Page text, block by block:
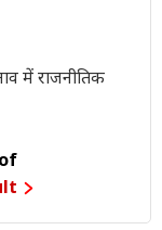
में राजनीतिक